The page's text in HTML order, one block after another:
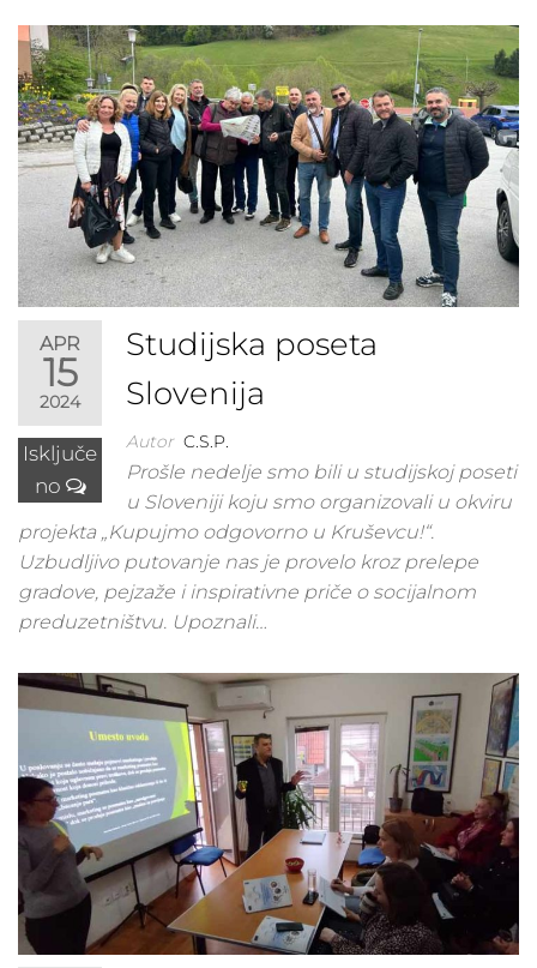
APR
15
2024
Isključe
no
Studijska poseta
Slovenija
Autor C.S.P.
Prošle nedelje smo bili u studijskoj poseti
u Sloveniji koju smo organizovali u okviru
projekta „Kupujmo odgovorno u Kruševcu!“.
Uzbudljivo putovanje nas je provelo kroz prelepe
gradove, pejzaže i inspirativne priče o socijalnom
preduzetništvu. Upoznali…